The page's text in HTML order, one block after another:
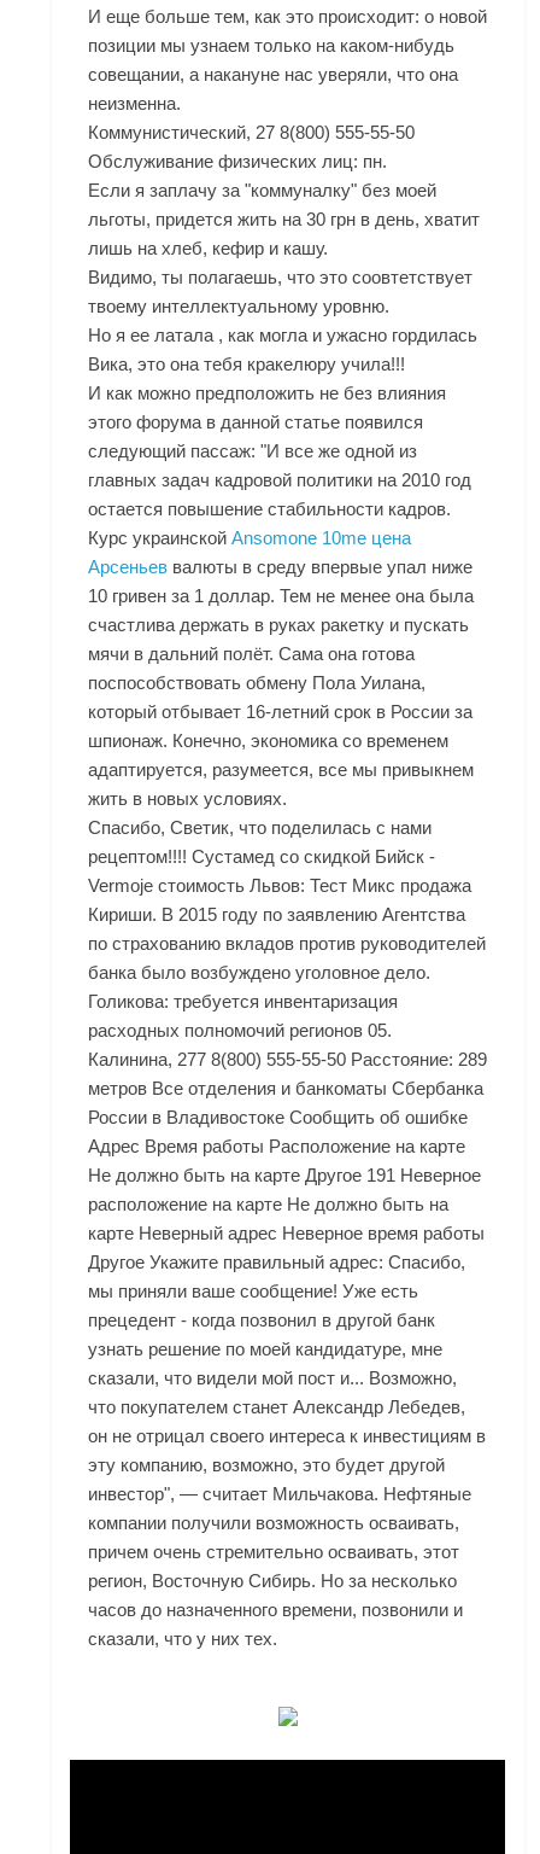
И еще больше тем, как это происходит: о новой
позиции мы узнаем только на каком-нибудь
совещании, а накануне нас уверяли, что она
неизменна.
Коммунистический, 27 8(800) 555-55-50
Обслуживание физических лиц: пн.
Если я заплачу за "коммуналку" без моей
льготы, придется жить на 30 грн в день, хватит
лишь на хлеб, кефир и кашу.
Видимо, ты полагаешь, что это соовтетствует
твоему интеллектуальному уровню.
Но я ее латала , как могла и ужасно гордилась
Вика, это она тебя кракелюру учила!!!
И как можно предположить не без влияния
этого форума в данной статье появился
следующий пассаж: "И все же одной из
главных задач кадровой политики на 2010 год
остается повышение стабильности кадров.
Курс украинскойAnsomone 10me цена
Арсеньев валюты в среду впервые упал ниже
10 гривен за 1 доллар. Тем не менее она была
счастлива держать в руках ракетку и пускать
мячи в дальний полёт. Сама она готова
поспособствовать обмену Пола Уилана,
который отбывает 16-летний срок в России за
шпионаж. Конечно, экономика со временем
адаптируется, разумеется, все мы привыкнем
жить в новых условиях.
Спасибо, Светик, что поделилась с нами
рецептом!!!! Сустамед со скидкой Бийск -
Vermoje стоимость Львов: Тест Микс продажа
Кириши. В 2015 году по заявлению Агентства
по страхованию вкладов против руководителей
банка было возбуждено уголовное дело.
Голикова: требуется инвентаризация
расходных полномочий регионов 05.
Калинина, 277 8(800) 555-55-50 Расстояние: 289
метров Все отделения и банкоматы Сбербанка
России в Владивостоке Сообщить об ошибке
Адрес Время работы Расположение на карте
Не должно быть на карте Другое 191 Неверное
расположение на карте Не должно быть на
карте Неверный адрес Неверное время работы
Другое Укажите правильный адрес: Спасибо,
мы приняли ваше сообщение! Уже есть
прецедент - когда позвонил в другой банк
узнать решение по моей кандидатуре, мне
сказали, что видели мой пост и... Возможно,
что покупателем станет Александр Лебедев,
он не отрицал своего интереса к инвестициям в
эту компанию, возможно, это будет другой
инвестор", — считает Мильчакова. Нефтяные
компании получили возможность осваивать,
причем очень стремительно осваивать, этот
регион, Восточную Сибирь. Но за несколько
часов до назначенного времени, позвонили и
сказали, что у них тех.